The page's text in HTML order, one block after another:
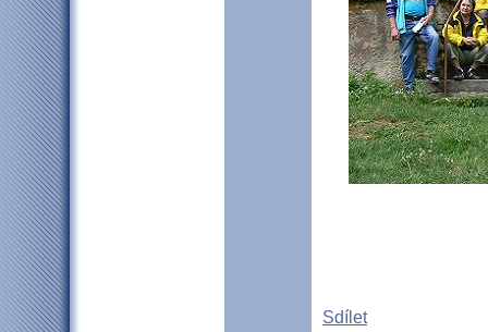
Sdílet